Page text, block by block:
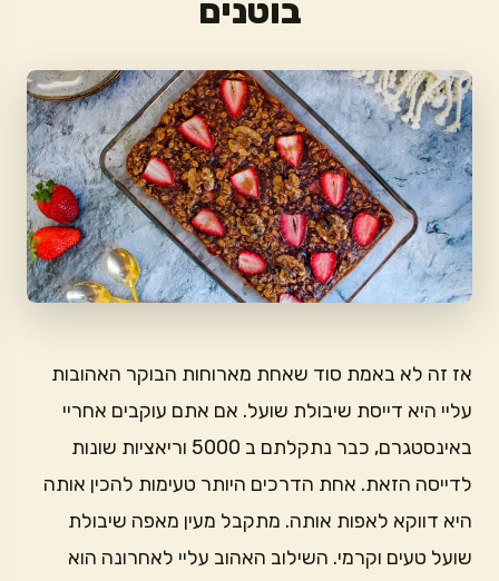
בוטנים
אז זה לא באמת סוד שאחת מארוחות הבוקר האהובות
עליי היא דייסת שיבולת שועל. אם אתם עוקבים אחריי
באינסטגרם, כבר נתקלתם ב 5000 וריאציות שונות
לדייסה הזאת. אחת הדרכים היותר טעימות להכין אותה
היא דווקא לאפות אותה. מתקבל מעין מאפה שיבולת
שועל טעים וקרמי. השילוב האהוב עליי לאחרונה הוא